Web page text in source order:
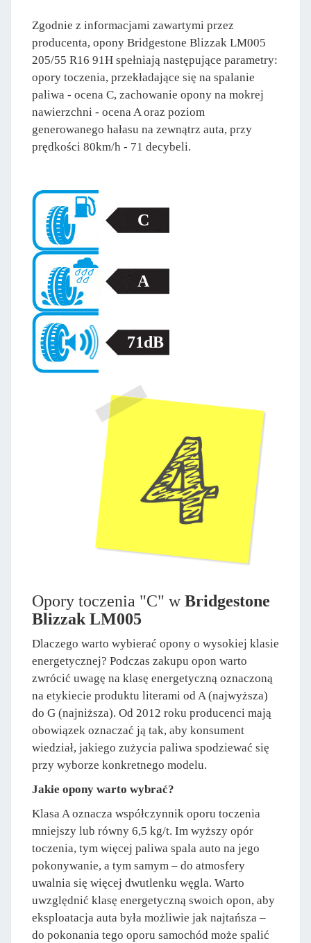
Zgodnie z informacjami zawartymi przez
producenta, opony Bridgestone Blizzak LM005
205/55 R16 91H spełniają następujące parametry:
opory toczenia, przekładające się na spalanie
paliwa - ocena C, zachowanie opony na mokrej
nawierzchni - ocena A oraz poziom
generowanego hałasu na zewnątrz auta, przy
prędkości 80km/h - 71 decybeli.
C
A
71dB
Opory toczenia "C" wBridgestone
Blizzak LM005
Dlaczego warto wybierać opony o wysokiej klasie
energetycznej? Podczas zakupu opon warto
zwrócić uwagę na klasę energetyczną oznaczoną
na etykiecie produktu literami od A (najwyższa)
do G (najniższa). Od 2012 roku producenci mają
obowiązek oznaczać ją tak, aby konsument
wiedział, jakiego zużycia paliwa spodziewać się
przy wyborze konkretnego modelu.
Jakie opony warto wybrać?
Klasa A oznacza współczynnik oporu toczenia
mniejszy lub równy 6,5 kg/t. Im wyższy opór
toczenia, tym więcej paliwa spala auto na jego
pokonywanie, a tym samym – do atmosfery
uwalnia się więcej dwutlenku węgla. Warto
uwzględnić klasę energetyczną swoich opon, aby
eksploatacja auta była możliwie jak najtańsza –
do pokonania tego oporu samochód może spalić